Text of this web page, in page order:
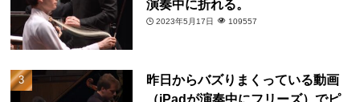
演奏中に折れる。
2023年5月17日 109557
昨日からバズりまくっている動画
（iPadが演奏中にフリーズ）でピ